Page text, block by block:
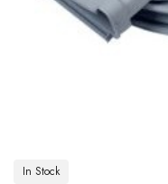
In Stock